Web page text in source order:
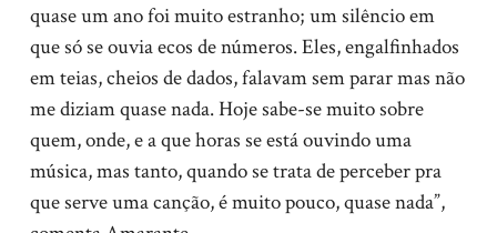
quase um ano foi muito estranho; um silêncio em
que só se ouvia ecos de números. Eles, engalfinhados
em teias, cheios de dados, falavam sem parar mas não
me diziam quase nada. Hoje sabe-se muito sobre
quem, onde, e a que horas se está ouvindo uma
música, mas tanto, quando se trata de perceber pra
que serve uma canção, é muito pouco, quase nada”,